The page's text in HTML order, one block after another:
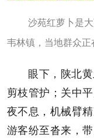
沙苑红萝卜是
韦林镇，当地群众正
眼下，陕北
剪枝管护；关中
夜不息，机械臂
游客纷至沓来，